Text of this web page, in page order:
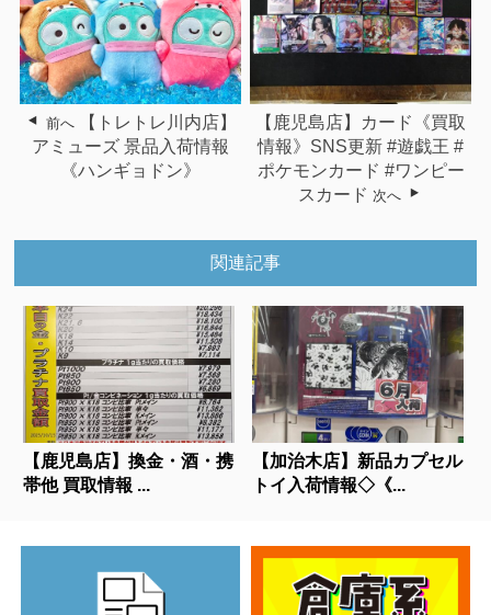
前へ
【トレトレ川内店】
アミューズ 景品入荷情報
《ハンギョドン》
【鹿児島店】カード《買取
情報》SNS更新 #遊戯王 #
ポケモンカード #ワンピー
スカード 次へ
関連記事
【鹿児島店】換金・酒・携
帯他 買取情報 ...
【加治木店】新品カプセル
トイ入荷情報◇《...